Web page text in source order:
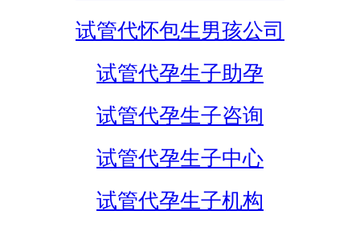
试管代怀包生男孩公司
试管代孕生子助孕
试管代孕生子咨询
试管代孕生子中心
试管代孕生子机构